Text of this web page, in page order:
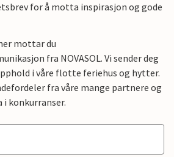
for å motta inspirasjon og gode
mottar du
fra NOVASOL. Vi sender deg
i våre flotte feriehus og hytter.
fra våre mange partnere og
konkurranser.